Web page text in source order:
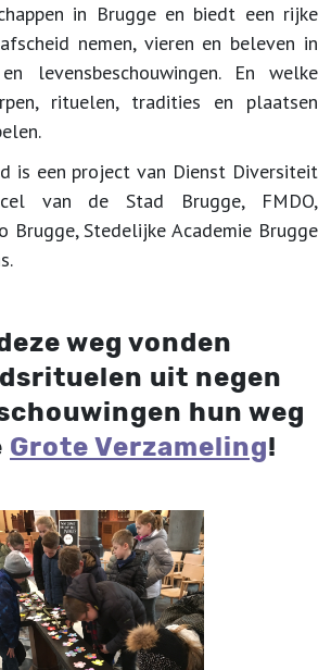
in Brugge en biedt een rijke
nemen, vieren en beleven in
levensbeschouwingen. En welke
rituelen, tradities en plaatsen
is een project van Dienst Diversiteit
van de Stad Brugge, FMDO,
Brugge, Stedelijke Academie Brugge
weg vonden
uit negen
hun weg
Grote Verzameling!